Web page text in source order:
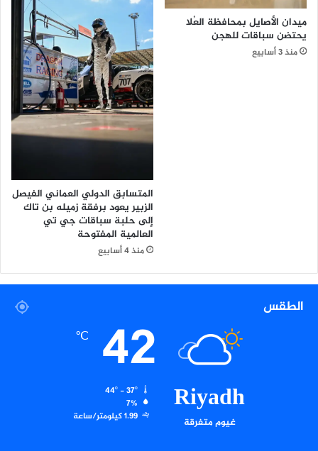
ب
ا
ل
ميدان الأصايل بمحافظة العُلا
يحتضن سباقات للهجن
منذ 3 أسابيع
المتسابق الدولي العماني الفيصل
الزبير يعود برفقة زميله بن تاك
إلى حلبة سباقات جي تي
العالمية المفتوحة
منذ 4 أسابيع
الطقس
Riyadh
غيوم متفرقة
42
℃
7%
1.99 كيلومتر/ساعة